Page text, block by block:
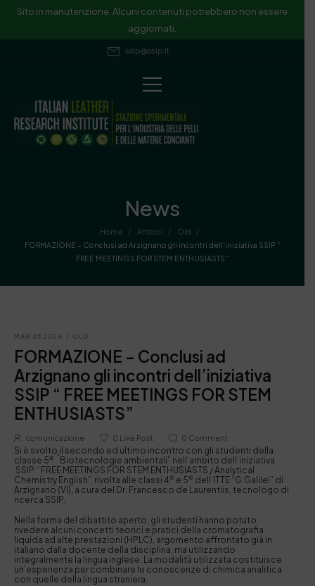
Sito in manutenzione. Alcuni contenuti potrebbero non essere
aggiornati.
ssip@ssip.it
News
Home / Articoli / Old
/
FORMAZIONE – Conclusi ad Arzignano gli incontri dell’iniziativa SSIP “
FREE MEETINGS FOR STEM ENTHUSIASTS”
MAR 05 2026 / OLD
FORMAZIONE – Conclusi ad
Arzignano gli incontri dell’iniziativa
SSIP “ FREE MEETINGS FOR STEM
ENTHUSIASTS”
comunicazione 0 Like Post 0 Comment
Si è svolto il secondo ed ultimo incontro con gli studenti della
classe 5a “ Biotecnologie ambientali” nell’ambito dell’iniziativa
SSIP “ FREE MEETINGS FOR STEM ENTHUSIASTS / Analytical
Chemistry English” rivolta alle classi 4e e 5e dell’ITTE “G.Galilei” di
Arzignano (VI), a cura del Dr. Francesco de Laurentiis, tecnologo di
ricerca SSIP.
Nella forma del dibattito aperto, gli studenti hanno potuto
rivedere alcuni concetti teorici e pratici della cromatografia
liquida ad alte prestazioni (HPLC), argomento affrontato già in
italiano dalla docente della disciplina, ma utilizzando
integralmente la lingua inglese. La modalità utilizzata costituisce
un’esperienza per combinare le conoscenze di chimica analitica
con quelle della lingua straniera.